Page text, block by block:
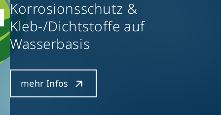
Korrosionsschutz &
Kleb-/Dichtstoffe auf
Wasserbasis
mehr Infos